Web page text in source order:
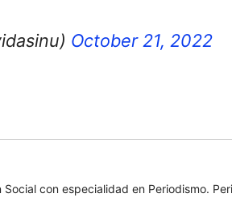
October 21, 2022
con especialidad en Periodismo.